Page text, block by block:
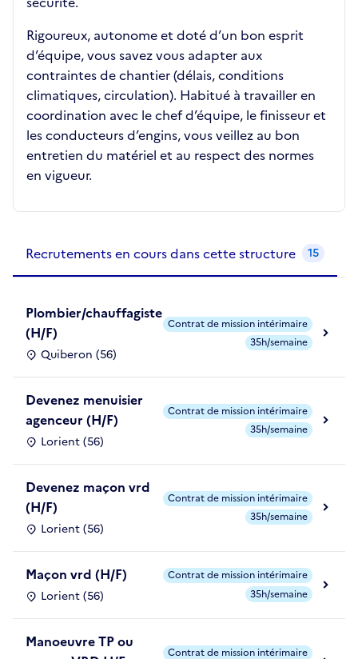
Rigoureux, autonome et doté d’un bon esprit
d’équipe, vous savez vous adapter aux
contraintes de chantier (délais, conditions
climatiques, circulation). Habitué à travailler en
coordination avec le chef d’équipe, le finisseur et
les conducteurs d’engins, vous veillez au bon
entretien du matériel et au respect des normes
en vigueur.
Recrutements en cours dans cette structure 15
Plombier/chauffagiste
(H/F)
Quiberon (56)
Contrat de mission intérimaire
35h/semaine
Devenez menuisier
agenceur (H/F)
Lorient (56)
Contrat de mission intérimaire
35h/semaine
Devenez maçon vrd
(H/F)
Lorient (56)
Contrat de mission intérimaire
35h/semaine
Maçon vrd (H/F)
Lorient (56)
Contrat de mission intérimaire
35h/semaine
Manoeuvre TP ou
Contrat de mission intérimaire